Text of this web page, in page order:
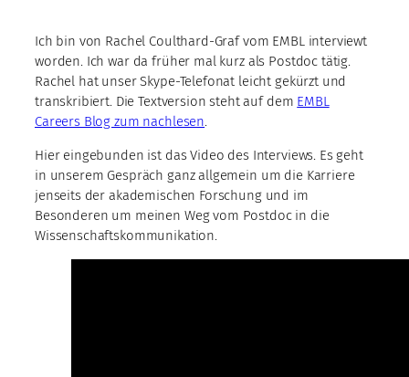
Ich bin von Rachel Coulthard-Graf vom EMBL interviewt
worden. Ich war da früher mal kurz als Postdoc tätig.
Rachel hat unser Skype-Telefonat leicht gekürzt und
transkribiert. Die Textversion steht auf dem EMBL
Careers Blog zum nachlesen.
Hier eingebunden ist das Video des Interviews. Es geht
in unserem Gespräch ganz allgemein um die Karriere
jenseits der akademischen Forschung und im
Besonderen um meinen Weg vom Postdoc in die
Wissenschaftskommunikation.